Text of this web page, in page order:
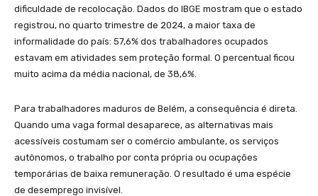
dificuldade de recolocação. Dados do IBGE mostram que o estado
registrou, no quarto trimestre de 2024, a maior taxa de
informalidade do país: 57,6% dos trabalhadores ocupados
estavam em atividades sem proteção formal. O percentual ficou
muito acima da média nacional, de 38,6%.
Para trabalhadores maduros de Belém, a consequência é direta.
Quando uma vaga formal desaparece, as alternativas mais
acessíveis costumam ser o comércio ambulante, os serviços
autônomos, o trabalho por conta própria ou ocupações
temporárias de baixa remuneração. O resultado é uma espécie
de desemprego invisível.